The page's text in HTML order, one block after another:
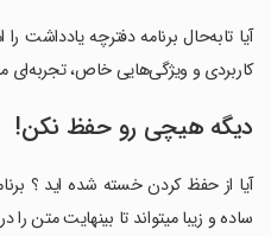
آیا تابه‌حال برنامه دفترچه یادداشت را
کاربردی و ویژگی‌هایی خاص، تجربه‌ای
دیگه هیچی رو حفظ نکن!
آیا از حفظ کردن خسته شده اید ؟
ساده و زیبا میتواند تا بینهایت متن